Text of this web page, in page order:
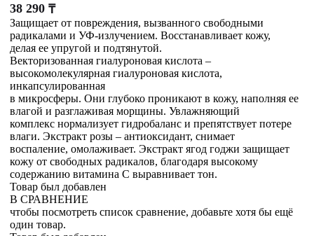
38 290 ₸
Защищает от повреждения, вызванного свободными
радикалами и УФ-излучением. Восстанавливает кожу,
делая ее упругой и подтянутой.
Векторизованная гиалуроновая кислота –
высокомолекулярная гиалуроновая кислота,
инкапсулированная
в микросферы. Они глубоко проникают в кожу, наполняя ее
влагой и разглаживая морщины. Увлажняющий
комплекс нормализует гидробаланс и препятствует потере
влаги. Экстракт розы – антиоксидант, снимает
воспаление, омолаживает. Экстракт ягод годжи защищает
кожу от свободных радикалов, благодаря высокому
содержанию витамина С выравнивает тон.
Товар был добавлен
В СРАВНЕНИЕ
чтобы посмотреть список сравнение, добавьте хотя бы ещё
один товар.